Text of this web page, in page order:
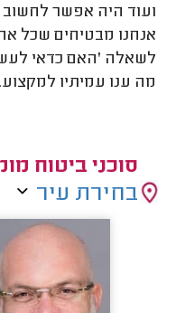
ועוד היה אפשר
אנחנו מבטיחים שכל
לשאלה 'האם כדאי
מה ענו עמיתיו למקצוע.
סוכני ביטוח
בחירת עיר